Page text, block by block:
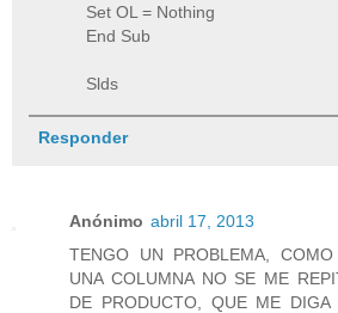
Set OL = Nothing
End Sub
Slds
Responder
Anónimo abril 17, 2013
TENGO UN PROBLEMA,
UNA COLUMNA NO SE ME
DE PRODUCTO, QUE ME